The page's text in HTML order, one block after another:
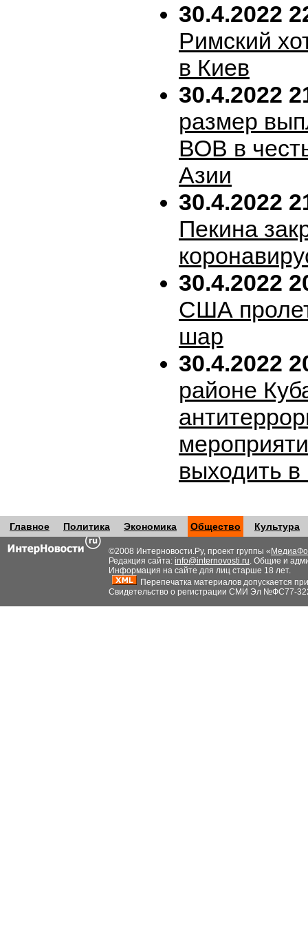
30.4.2022
Римский
в Киев
30.4.2022
размер
ВОВ в
Азии
30.4.2022
Пекина
30.4.2022
США
шар
30.4.2022
районе
выходить
Главное Политика Экономика Общество Культура
©2008 Интерновости.Ру, проект группы «
Редакция сайта: info@internovosti.ru. Общие и
Информация на сайте для лиц старше 18 лет.
Перепечатка материалов допускается
Свидетельство о регистрации СМИ Эл №ФС77-